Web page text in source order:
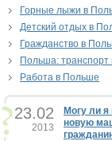
Горные лыжи в
Детский отдых в
Гражданство в
Польша: транспорт
Работа в Польше
23.02
2013
Могу ли
новую